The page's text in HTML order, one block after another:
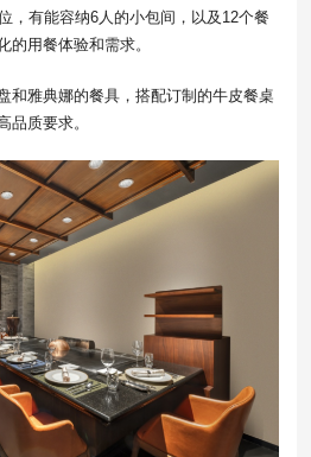
，有能容纳6人的小包间，以及12个餐
的用餐体验和需求。
和雅典娜的餐具，搭配订制的牛皮餐桌
品质要求。